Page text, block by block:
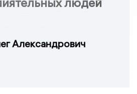
Александрович